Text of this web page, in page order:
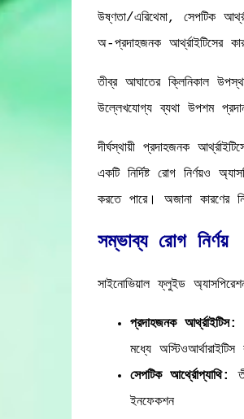
উষ্ণতা/এরিথেমা, সেপটিক
অ-প্রদাহজনক আর্থ্রাইটিসের
তীব্র আঘাতের ক্লিনিকাল
উল্লেখযোগ্য ব্যথা উপশম
দীর্ঘস্থায়ী প্রদাহজনক
একটি নির্দিষ্ট রোগ নির্ণয়ও
করতে পারে। অজানা কারণের
সম্ভাব্য রোগ নির্ণয়
সাইনোভিয়াল ফ্লুইড
প্রদাহজনক আর্থ্রাইটিস:
মধ্যে
সেপটিক আর্থ্রোপ্যাথি:
ইনফেকশন